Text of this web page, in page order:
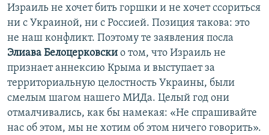
Израиль не хочет бить горшки и не хочет ссориться
ни с Украиной, ни с Россией. Позиция такова: это
не наш конфликт. Поэтому те заявления посла
Элиава Белоцерковски о том, что Израиль не
признает аннексию Крыма и выступает за
территориальную целостность Украины, были
смелым шагом нашего МИДа. Целый год они
отмалчивались, как бы намекая: «Не спрашивайте
нас об этом, мы не хотим об этом ничего говорить».